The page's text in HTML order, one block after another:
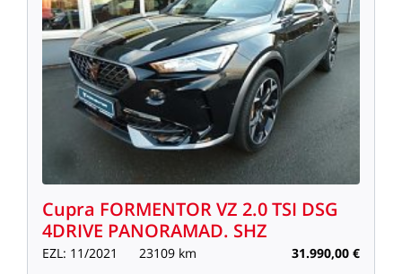
Cupra FORMENTORVZ 2.0TSI DSG
4DRIVE PANORAMAD. SHZ
EZL: 11/2021 23109 km 31.990,00 €